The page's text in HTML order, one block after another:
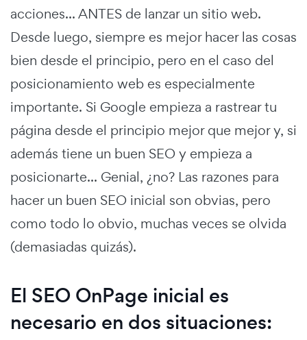
acciones... ANTES de lanzar un sitio web.
Desde luego, siempre es mejor hacer las cosas
bien desde el principio, pero en el caso del
posicionamiento web es especialmente
importante. Si Google empieza a rastrear tu
página desde el principio mejor que mejor y, si
además tiene un buen SEO y empieza a
posicionarte... Genial, ¿no? Las razones para
hacer un buen SEO inicial son obvias, pero
como todo lo obvio, muchas veces se olvida
(demasiadas quizás).
El SEO OnPage inicial es
necesario en dos situaciones: